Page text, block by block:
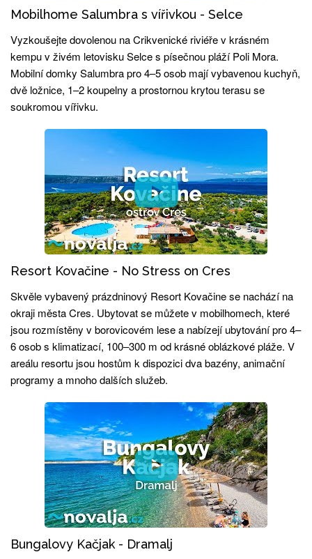
Mobilhome Salumbra s vířivkou - Selce
Vyzkoušejte dovolenou na Crikvenické riviéře v krásném
kempu v živém letovisku Selce s písečnou pláží Poli Mora.
Mobilní domky Salumbra pro 4–5 osob mají vybavenou kuchyň,
dvě ložnice, 1–2 koupelny a prostornou krytou terasu se
soukromou vířivku.
Resort Kovačine - No Stress on Cres
Skvěle vybavený prázdninový Resort Kovačine se nachází na
okraji města Cres. Ubytovat se můžete v mobilhomech, které
jsou rozmístěny v borovicovém lese a nabízejí ubytování pro 4–
6 osob s klimatizací, 100–300 m od krásné oblázkové pláže. V
areálu resortu jsou hostům k dispozici dva bazény, animační
programy a mnoho dalších služeb.
Bungalovy Kačjak - Dramalj